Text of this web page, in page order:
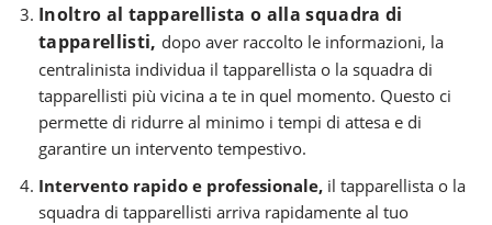
Inoltro al tapparellista o alla squadra di
tapparellisti, dopo aver raccolto le informazioni, la
centralinista individua il tapparellista o la squadra di
tapparellisti più vicina a te in quel momento. Questo ci
permette di ridurre al minimo i tempi di attesa e di
garantire un intervento tempestivo.
Intervento rapido e professionale, il tapparellista o la
squadra di tapparellisti arriva rapidamente al tuo